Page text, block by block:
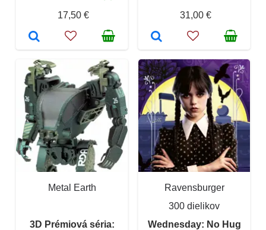
17,50 €
31,00 €
Metal Earth
3D Prémiová séria:
Ravensburger
300 dielikov
Wednesday: No Hug